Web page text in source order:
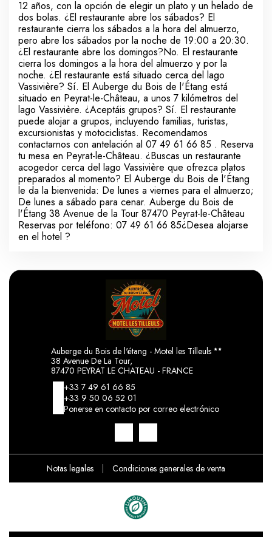
12 años, con la opción de elegir un plato y un helado de
dos bolas. ¿El restaurante abre los sábados? El
restaurante cierra los sábados a la hora del almuerzo,
pero abre los sábados por la noche de 19:00 a 20:30.
¿El restaurante abre los domingos?No. El restaurante
cierra los domingos a la hora del almuerzo y por la
noche. ¿El restaurante está situado cerca del lago
Vassivière? Sí. El Auberge du Bois de l'Étang está
situado en Peyrat-le-Château, a unos 7 kilómetros del
lago Vassivière. ¿Aceptáis grupos? Sí. El restaurante
puede alojar a grupos, incluyendo familias, turistas,
excursionistas y motociclistas. Recomendamos
contactarnos con antelación al 07 49 61 66 85 . Reserva
tu mesa en Peyrat-le-Château. ¿Buscas un restaurante
acogedor cerca del lago Vassivière que ofrezca platos
preparados al momento? El Auberge du Bois de l'Étang
le da la bienvenida: De lunes a viernes para el almuerzo;
De lunes a sábado para cenar. Auberge du Bois de
l'Étang 38 Avenue de la Tour 87470 Peyrat-le-Château
Reservas por teléfono: 07 49 61 66 85¿Desea alojarse
en el hotel ?
Auberge du Bois de l'étang - Motel les Tilleuls
38 Avenue De La Tour,
87470 PEYRAT LE CHATEAU - FRANCE
+33 7 49 61 66 85
+33 9 50 06 52 01
Ponerse en contacto por correo electrónico
Notas legales Condiciones generales de venta